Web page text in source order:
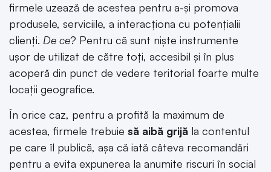
firmele uzează de acestea pentru a-și promova
produsele, serviciile, a interacționa cu potențialii
clienți. De ce? Pentru că sunt niște instrumente
ușor de utilizat de către toți, accesibil și în plus
acoperă din punct de vedere teritorial foarte multe
locații geografice.
În orice caz, pentru a profită la maximum de
acestea, firmele trebuie să aibă grijă la contentul
pe care îl publică, așa că iată câteva recomandări
pentru a evita expunerea la anumite riscuri în social